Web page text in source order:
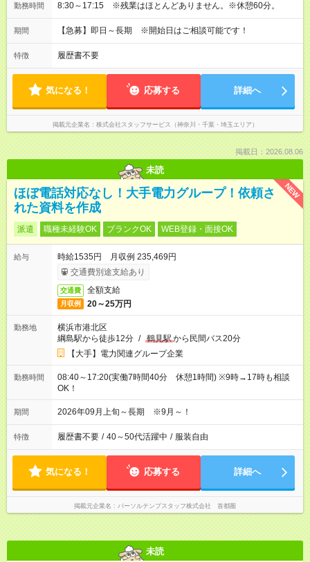
勤務時間 8:30～17:15 ※残業はほとんどありません。※休憩60分。
期間 【急募】即日～長期 ※開始日はご相談可能です！
特徴 履歴書不要
気になる！ 応募する 詳細へ
掲載元企業名 株式会社スタッフサービス（神奈川・千葉・埼玉エリア）
掲載日：2026.08.06
未読
NEW
ほぼ電話対応なし！大手電力グループ！依頼さ
れた資料を作成
派遣 職種未経験OK ブランクOK WEB登録・面接OK
給与
時給1535円 月収例 235,469円
交通費別途支給あり
交通費 全額支給
月収例 20～25万円
勤務地
横浜市港北区
綱島駅から徒歩12分 / 鶴見駅から民間バス20分
【大手】電力関連グループ企業
勤務時間
08:40～17:20(実働7時間40分 休憩1時間) ※9時→17時も相談
OK！
期間 2026年09月上旬～長期 ※9月～！
特徴 履歴書不要 / 40～50代活躍中 / 服装自由
気になる！ 応募する 詳細へ
掲載元企業名 パーソルテンプスタッフ株式会社 首都圏
未読